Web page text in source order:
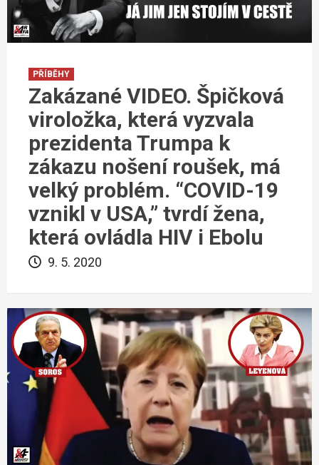
PŘÍBĚHY
Zakázané VIDEO. Špičková
viroložka, která vyzvala
prezidenta Trumpa k
zákazu nošení roušek, má
velký problém. “COVID-19
vznikl v USA,” tvrdí žena,
která ovládla HIV i Ebolu
9. 5. 2020